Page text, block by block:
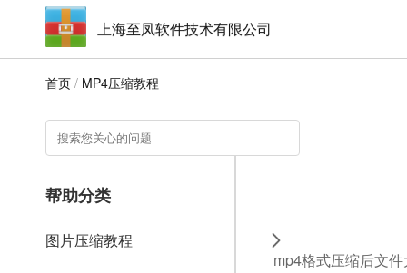
上海至凤软件技术有限公司
首页 / MP4压缩教程
帮助分类
图片压缩教程
mp4格式压缩后文